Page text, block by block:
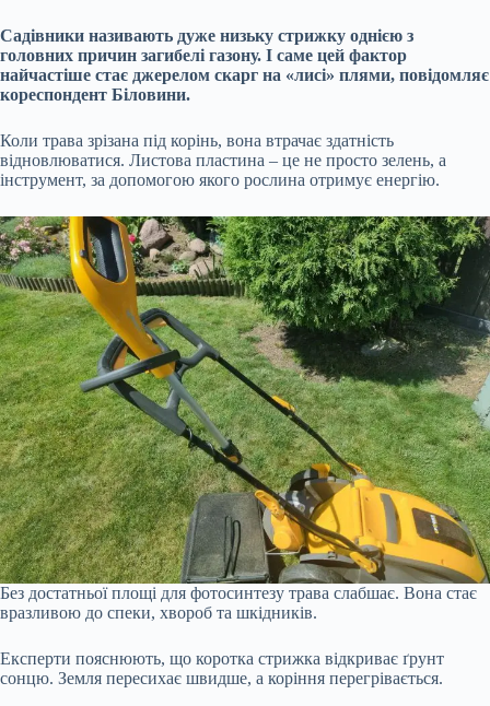
Садівники називають дуже низьку стрижку однією з
головних причин загибелі газону. І саме цей фактор
найчастіше стає джерелом скарг на «лисі» плями, повідомляє
кореспондент Біловини.
Коли трава зрізана під корінь, вона втрачає здатність
відновлюватися. Листова пластина – це не просто зелень, а
інструмент, за допомогою якого рослина отримує енергію.
Без достатньої площі для фотосинтезу трава слабшає. Вона стає
вразливою до спеки, хвороб та шкідників.
Експерти пояснюють, що коротка стрижка відкриває ґрунт
сонцю. Земля пересихає швидше, а коріння перегрівається.